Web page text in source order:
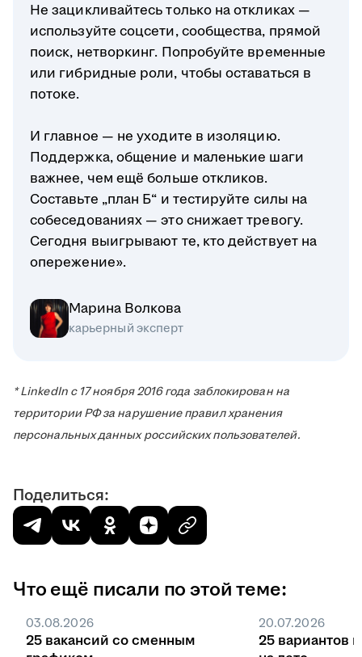
Не зацикливайтесь только на откликах —
используйте соцсети, сообщества, прямой
поиск, нетворкинг. Попробуйте временные
или гибридные роли, чтобы оставаться в
потоке.
И главное — не уходите в изоляцию.
Поддержка, общение и маленькие шаги
важнее, чем ещё больше откликов.
Составьте „план Б“ и тестируйте силы на
собеседованиях — это снижает тревогу.
Сегодня выигрывают те, кто действует на
опережение».
Марина Волкова
карьерный эксперт
* LinkedIn с 17 ноября 2016 года заблокирован на
территории РФ за нарушение правил хранения
персональных данных российских пользователей.
Поделиться:
Что ещё писали по этой теме:
03.08.2026
25 вакансий со сменным
20.07.2026
25 вариантов